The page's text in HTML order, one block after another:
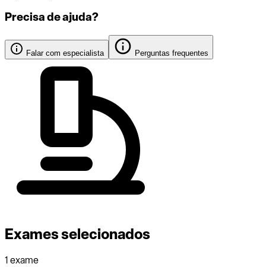
Precisa de ajuda?
Falar com especialista Perguntas frequentes
Exames selecionados
1 exame